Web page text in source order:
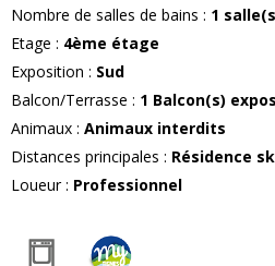
Nombre de salles de bains : 1
Etage : 4ème étage
Exposition : Sud
Balcon/Terrasse : 1 Balcon(s)
Animaux : Animaux interdits
Distances principales : Résidence
Loueur: Professionnel